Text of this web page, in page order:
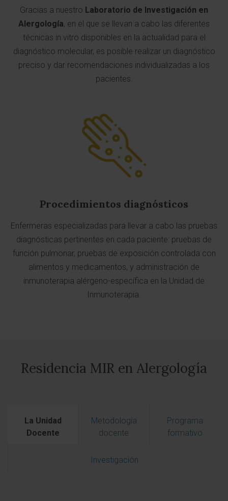
Gracias a nuestro Laboratorio de Investigación en
Alergología, en el que se llevan a cabo las diferentes
técnicas in vitro disponibles en la actualidad para el
diagnóstico molecular, es posible realizar un diagnóstico
preciso y dar recomendaciones individualizadas a los
pacientes.
Procedimientos diagnósticos
Enfermeras especializadas para llevar a cabo las pruebas
diagnósticas pertinentes en cada paciente: pruebas de
función pulmonar, pruebas de exposición controlada con
alimentos y medicamentos, y administración de
inmunoterapia alérgeno-específica en la Unidad de
Inmunoterapia.
Residencia MIR en Alergología
La Unidad
Docente
Metodología
docente
Programa
formativo
Investigación